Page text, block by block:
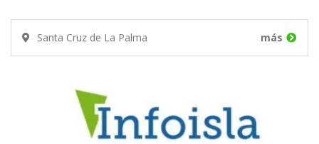
Santa Cruz de La Palma más